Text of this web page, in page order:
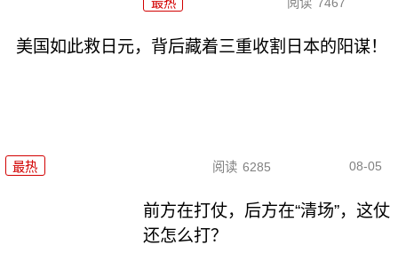
美国如此救日元，背后藏着三重收割日本的阳谋！
最热 阅读 6285 08-05
前方在打仗，后方在“清场”，这仗
还怎么打？